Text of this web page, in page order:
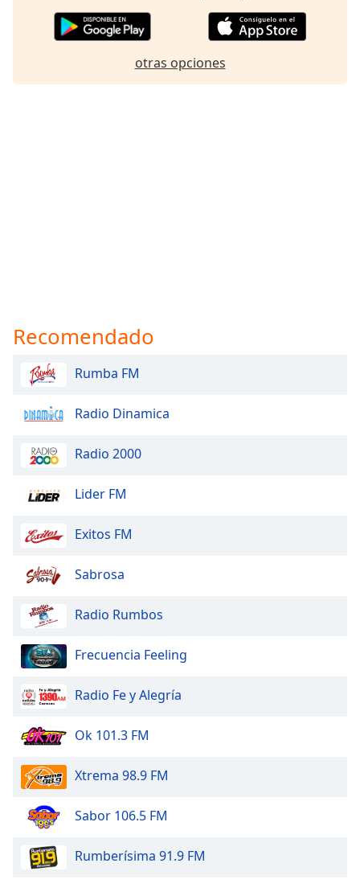
otras opciones
Recomendado
Rumba FM
Radio Dinamica
Radio 2000
Lider FM
Exitos FM
Sabrosa
Radio Rumbos
Frecuencia Feeling
Radio Fe y Alegría
Ok 101.3 FM
Xtrema 98.9 FM
Sabor 106.5 FM
Rumberísima 91.9 FM